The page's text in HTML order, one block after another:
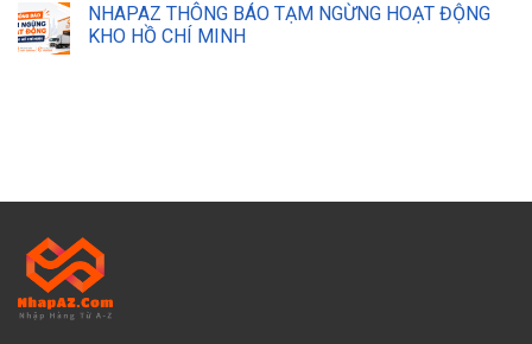
NHAPAZ THÔNG BÁO TẠM NGỪNG HOẠT ĐỘNG
KHO HỒ CHÍ MINH